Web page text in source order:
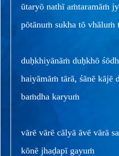
ūtaryō nathī aṁtaramāṁ
pōtānuṁ sukha tō vhāluṁ
duḥkhiyānāṁ duḥkhō
haiyāmāṁ tārā, śānē kājē
baṁdha karyuṁ
vārē vārē cālyā āvē vārā
kōnē jhaḍapī gayuṁ